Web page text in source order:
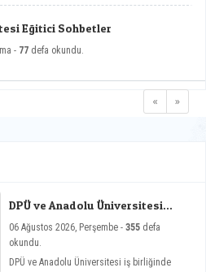
Eğitici Sohbetler
- 77 defa okundu.
« »
DPÜ ve Anadolu Üniversitesi
Toplantısı
06 Ağustos 2026, Perşembe - 355 defa
okundu.
DPÜ ve Anadolu Üniversitesi iş birliğinde